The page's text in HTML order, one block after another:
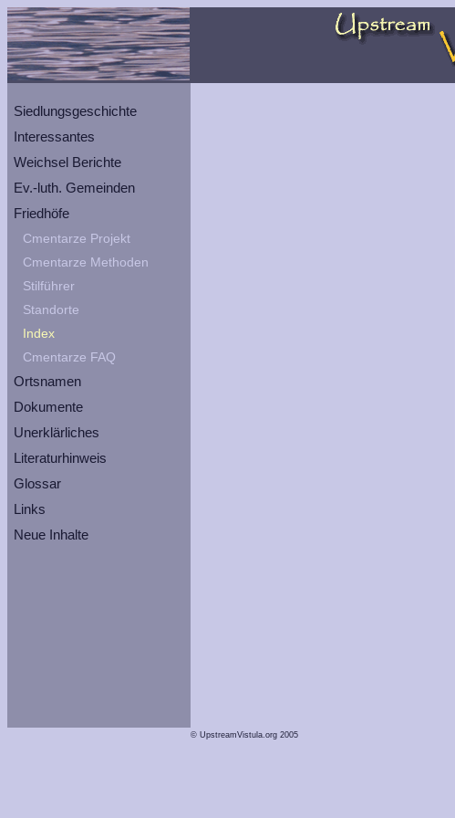
Siedlungsgeschichte
Interessantes
Weichsel Berichte
Ev.-luth. Gemeinden
Friedhöfe
Cmentarze Projekt
Cmentarze Methoden
Stilführer
Standorte
Index
Cmentarze FAQ
Ortsnamen
Dokumente
Unerklärliches
Literaturhinweis
Glossar
Links
Neue Inhalte
© UpstreamVistula.org 2005